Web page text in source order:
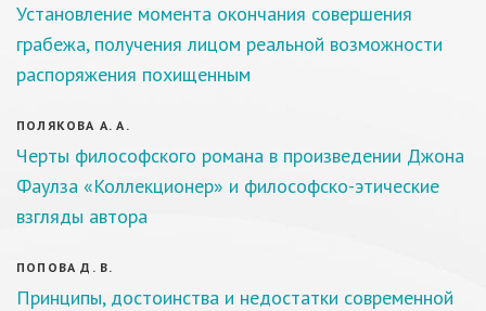
Установление момента окончания совершения
грабежа, получения лицом реальной возможности
распоряжения похищенным
ПОЛЯКОВА А. А.
Черты философского романа в произведении Джона
Фаулза «Коллекционер» и философско-этические
взгляды автора
ПОПОВА Д. В.
Принципы, достоинства и недостатки современной